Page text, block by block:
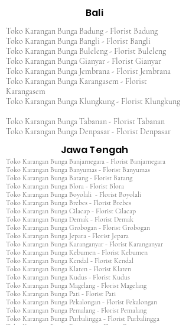
Bali
Toko Karangan Bunga Badung - Florist Badung
Toko Karangan Bunga Bangli - Florist Bangli
Toko Karangan Bunga Buleleng - Florist Buleleng
Toko Karangan Bunga Gianyar - Florist Gianyar
Toko Karangan Bunga Jembrana - Florist Jembrana
Toko Karangan Bunga Karangasem - Florist
Karangasem
Toko Karangan Bunga Klungkung - Florist Klungkung
Toko Karangan Bunga Tabanan - Florist Tabanan
Toko Karangan Bunga Denpasar - Florist Denpasar
Jawa Tengah
Toko Karangan Bunga Banjarnegara - Florist Banjarnegara
Toko Karangan Bunga Banyumas - Florist Banyumas
Toko Karangan Bunga Batang - Florist Batang
Toko Karangan Bunga Blora - Florist Blora
Toko Karangan Bunga Boyolali - Florist Boyolali
Toko Karangan Bunga Brebes - Florist Brebes
Toko Karangan Bunga Cilacap - Florist Cilacap
Toko Karangan Bunga Demak - Florist Demak
Toko Karangan Bunga Grobogan - Florist Grobogan
Toko Karangan Bunga Jepara - Florist Jepara
Toko Karangan Bunga Karanganyar - Florist Karanganyar
Toko Karangan Bunga Kebumen - Florist Kebumen
Toko Karangan Bunga Kendal - Florist Kendal
Toko Karangan Bunga Klaten - Florist Klaten
Toko Karangan Bunga Kudus - Florist Kudus
Toko Karangan Bunga Magelang - Florist Magelang
Toko Karangan Bunga Pati - Florist Pati
Toko Karangan Bunga Pekalongan - Florist Pekalongan
Toko Karangan Bunga Pemalang - Florist Pemalang
Toko Karangan Bunga Purbalingga - Florist Purbalingga